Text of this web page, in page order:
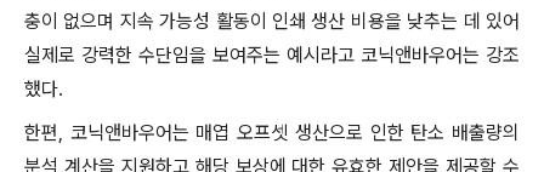
충이 없으며 지속 가능성 활동이 인쇄 생산 비용을 낮추는 데 있어
실제로 강력한 수단임을 보여주는 예시라고 코닉앤바우어는 강조
했다.
한편, 코닉앤바우어는 매엽 오프셋 생산으로 인한 탄소 배출량의
분석 계산을 지원하고 해당 보상에 대한 유효한 제안을 제공할 수